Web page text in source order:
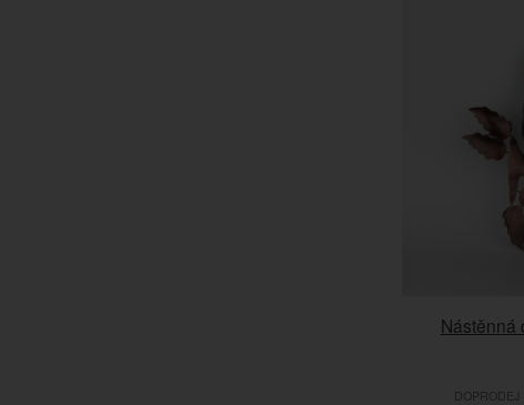
Nástěnná